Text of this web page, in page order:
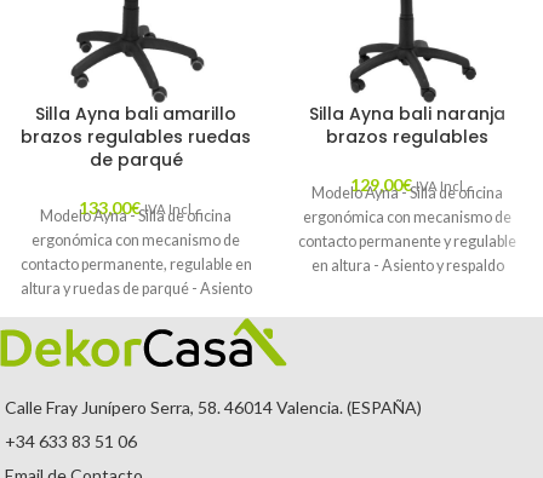
Silla Ayna bali amarillo
brazos regulables ruedas
de parqué
133,00€ IVA Incl.
Modelo Ayna - Silla de oficina
ergonómica con mecanismo de
contacto permanente, regulable en
altura y ruedas de parqué - Asiento
y respaldo tapizados en tejido BALI
color amarillo (BRAZOS
REGULABLES EN ALTURA)
Silla Ayna bali naranja
brazos regulables
129,00€ IVA Incl.
Modelo Ayna - Silla de oficina
ergonómica con mecanismo de
contacto permanente y regulable
en altura - Asiento y respaldo
naranja (BRAZOS REGULABLES
Calle Fray Junípero Serra, 58. 46014 Valencia. (ESPAÑA)
+34 633 83 51 06